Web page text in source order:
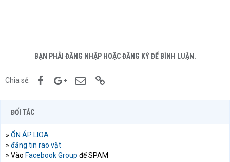
BẠN PHẢI ĐĂNG NHẬP HOẶC ĐĂNG KÝ ĐỂ BÌNH LUẬN.
Chia sẻ: FacebookGoogle+Email
ĐỐI TÁC
» ỔN ÁP LIOA
» đăng tin rao vặt
» Vào Facebook Group để SPAM